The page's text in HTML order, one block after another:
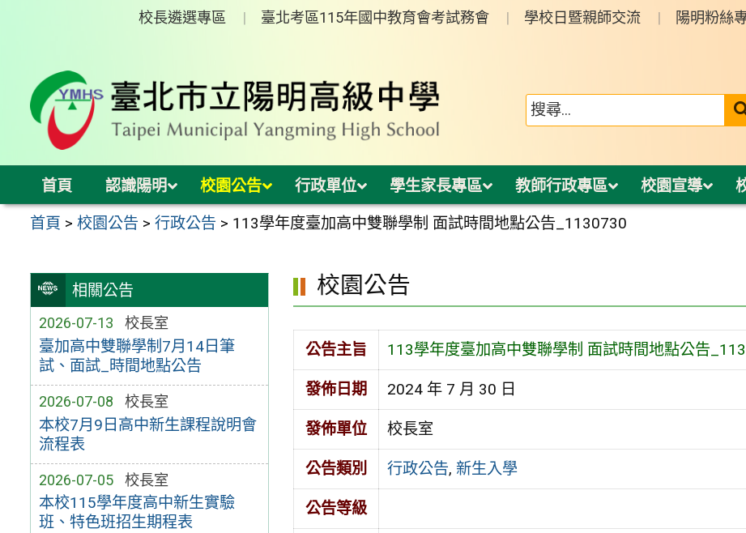
校長遴選專區 臺北考區115年國中教育會考試務會 學校日暨親師交流 陽明粉絲
首頁 認識陽明 校園公告 行政單位 學生家長專區 教師行政專區 校園宣導
首頁 >校園公告 >行政公告 > 113學年度臺加高中雙聯學制 面試時間地點公告_1130730
相關公告
2026-07-13 校長室
臺加高中雙聯學制7月14日筆
試、面試_時間地點公告
2026-07-08 校長室
本校7月9日高中新生課程說明會
流程表
2026-07-05 校長室
本校115學年度高中新生實驗
班、特色班招生期程表
校園公告
公告主旨 113學年度臺加高中雙聯學制 面試時間地點公告
發佈日期 2024 年 7 月 30 日
發佈單位 校長室
公告類別 行政公告, 新生入學
公告等級